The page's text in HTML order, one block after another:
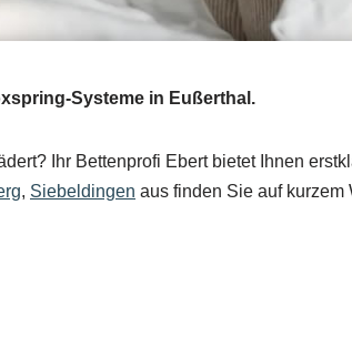
Systeme in Eußerthal.
Ihr Bettenprofi Ebert bietet Ihnen
, Siebeldingen aus finden Sie auf kurzem